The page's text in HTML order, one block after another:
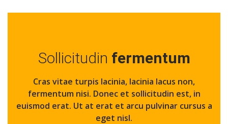
Sollicitudin fermentum
Cras vitae turpis lacinia, lacinia lacus non,
fermentum nisi. Donec et sollicitudin est, in
euismod erat. Ut at erat et arcu pulvinar cursus a
eget nisl.